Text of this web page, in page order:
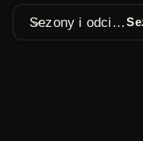
Sezony i odcinki